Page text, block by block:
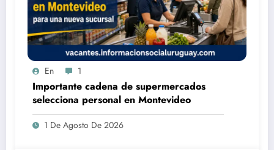
En 1
Importante cadena de supermercados
selecciona personal en Montevideo
1 De Agosto De 2026